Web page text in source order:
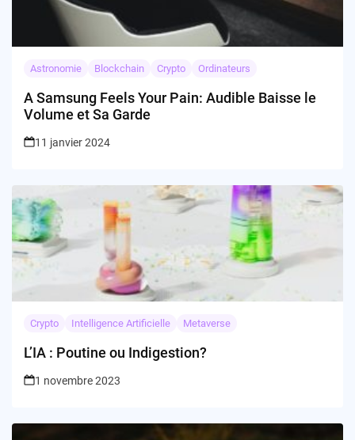
Astronomie Blockchain Crypto Ordinateurs
A Samsung Feels Your Pain: Audible Baisse le
Volume et Sa Garde
11 janvier 2024
Crypto Intelligence Artificielle Metaverse
L’IA : Poutine ou Indigestion?
1 novembre 2023